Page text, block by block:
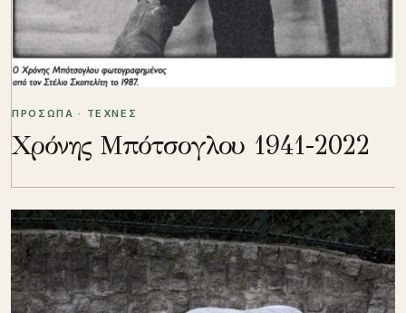
ΠΡΟΣΩΠΑ · ΤΕΧΝΕΣ
Χρόνης Μπότσογλου 1941-2022